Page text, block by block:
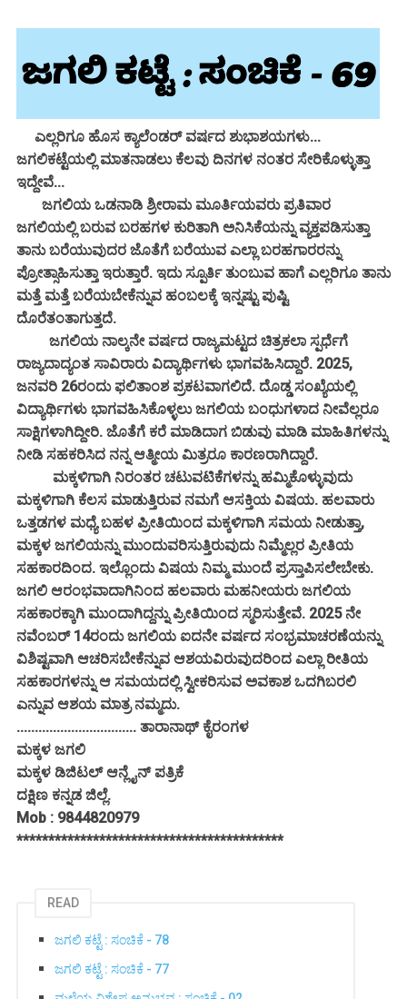
ಎಲ್ಲರಿಗೂ ಹೊಸ ಕ್ಯಾಲೆಂಡರ್ ವರ್ಷದ ಶುಭಾಶಯಗಳು...
ಜಗಲಿಕಟ್ಟೆಯಲ್ಲಿ ಮಾತನಾಡಲು ಕೆಲವು ದಿನಗಳ ನಂತರ ಸೇರಿಕೊಳ್ಳುತ್ತಾ
ಇದ್ದೇವೆ...
ಜಗಲಿಯ ಒಡನಾಡಿ ಶ್ರೀರಾಮ ಮೂರ್ತಿಯವರು ಪ್ರತಿವಾರ
ಜಗಲಿಯಲ್ಲಿ ಬರುವ ಬರಹಗಳ ಕುರಿತಾಗಿ ಅನಿಸಿಕೆಯನ್ನು ವ್ಯಕ್ತಪಡಿಸುತ್ತಾ
ತಾನು ಬರೆಯುವುದರ ಜೊತೆಗೆ ಬರೆಯುವ ಎಲ್ಲಾ ಬರಹಗಾರರನ್ನು
ಪ್ರೋತ್ಸಾಹಿಸುತ್ತಾ ಇರುತ್ತಾರೆ. ಇದು ಸ್ಪೂರ್ತಿ ತುಂಬುವ ಹಾಗೆ ಎಲ್ಲರಿಗೂ ತಾನು
ಮತ್ತೆ ಮತ್ತೆ ಬರೆಯಬೇಕೆನ್ನುವ ಹಂಬಲಕ್ಕೆ ಇನ್ನಷ್ಟು ಪುಷ್ಟಿ
ದೊರೆತಂತಾಗುತ್ತದೆ.
ಜಗಲಿಯ ನಾಲ್ಕನೇ ವರ್ಷದ ರಾಜ್ಯಮಟ್ಟದ ಚಿತ್ರಕಲಾ ಸ್ಪರ್ಧೆಗೆ
ರಾಜ್ಯದಾದ್ಯಂತ ಸಾವಿರಾರು ವಿದ್ಯಾರ್ಥಿಗಳು ಭಾಗವಹಿಸಿದ್ದಾರೆ. 2025,
ಜನವರಿ 26ರಂದು ಫಲಿತಾಂಶ ಪ್ರಕಟವಾಗಲಿದೆ. ದೊಡ್ಡ ಸಂಖ್ಯೆಯಲ್ಲಿ
ವಿದ್ಯಾರ್ಥಿಗಳು ಭಾಗವಹಿಸಿಕೊಳ್ಳಲು ಜಗಲಿಯ ಬಂಧುಗಳಾದ ನೀವೆಲ್ಲರೂ
ಸಾಕ್ಷಿಗಳಾಗಿದ್ದೀರಿ. ಜೊತೆಗೆ ಕರೆ ಮಾಡಿದಾಗ ಬಿಡುವು ಮಾಡಿ ಮಾಹಿತಿಗಳನ್ನು
ನೀಡಿ ಸಹಕರಿಸಿದ ನನ್ನ ಆತ್ಮೀಯ ಮಿತ್ರರೂ ಕಾರಣರಾಗಿದ್ದಾರೆ.
ಮಕ್ಕಳಿಗಾಗಿ ನಿರಂತರ ಚಟುವಟಿಕೆಗಳನ್ನು ಹಮ್ಮಿಕೊಳ್ಳುವುದು
ಮಕ್ಕಳಿಗಾಗಿ ಕೆಲಸ ಮಾಡುತ್ತಿರುವ ನಮಗೆ ಆಸಕ್ತಿಯ ವಿಷಯ. ಹಲವಾರು
ಒತ್ತಡಗಳ ಮಧ್ಯೆ ಬಹಳ ಪ್ರೀತಿಯಿಂದ ಮಕ್ಕಳಿಗಾಗಿ ಸಮಯ ನೀಡುತ್ತಾ,
ಮಕ್ಕಳ ಜಗಲಿಯನ್ನು ಮುಂದುವರಿಸುತ್ತಿರುವುದು ನಿಮ್ಮೆಲ್ಲರ ಪ್ರೀತಿಯ
ಸಹಕಾರದಿಂದ. ಇಲ್ಲೊಂದು ವಿಷಯ ನಿಮ್ಮ ಮುಂದೆ ಪ್ರಸ್ತಾಪಿಸಲೇಬೇಕು.
ಜಗಲಿ ಆರಂಭವಾದಾಗಿನಿಂದ ಹಲವಾರು ಮಹನೀಯರು ಜಗಲಿಯ
ಸಹಕಾರಕ್ಕಾಗಿ ಮುಂದಾಗಿದ್ದನ್ನು ಪ್ರೀತಿಯಿಂದ ಸ್ಮರಿಸುತ್ತೇವೆ. 2025 ನೇ
ನವೆಂಬರ್ 14ರಂದು ಜಗಲಿಯ ಐದನೇ ವರ್ಷದ ಸಂಭ್ರಮಾಚರಣೆಯನ್ನು
ವಿಶಿಷ್ಟವಾಗಿ ಆಚರಿಸಬೇಕೆನ್ನುವ ಆಶಯವಿರುವುದರಿಂದ ಎಲ್ಲಾ ರೀತಿಯ
ಸಹಕಾರಗಳನ್ನು ಆ ಸಮಯದಲ್ಲಿ ಸ್ವೀಕರಿಸುವ ಅವಕಾಶ ಒದಗಿಬರಲಿ
ಎನ್ನುವ ಆಶಯ ಮಾತ್ರ ನಮ್ಮದು.
................................. ತಾರಾನಾಥ್ ಕೈರಂಗಳ
ಮಕ್ಕಳ ಜಗಲಿ
ಮಕ್ಕಳ ಡಿಜಿಟಲ್ ಆನ್ಲೈನ್ ಪತ್ರಿಕೆ
ದಕ್ಷಿಣ ಕನ್ನಡ ಜಿಲ್ಲೆ.
Mob : 9844820979
******************************************
READ
ಜಗಲಿ ಕಟ್ಟೆ : ಸಂಚಿಕೆ - 78
ಜಗಲಿ ಕಟ್ಟೆ : ಸಂಚಿಕೆ - 77